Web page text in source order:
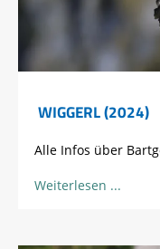
WIGGERL (2024)
Alle Infos über
Weiterlesen